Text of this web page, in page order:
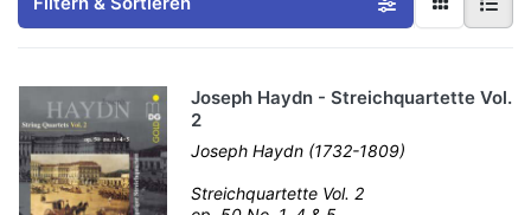
Joseph Haydn - Streichquartette Vol.
2
Joseph Haydn (1732-1809)
Streichquartette Vol. 2